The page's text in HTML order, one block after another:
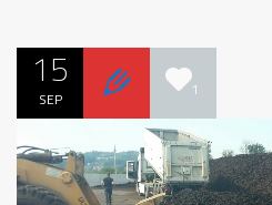
15
SEP 1